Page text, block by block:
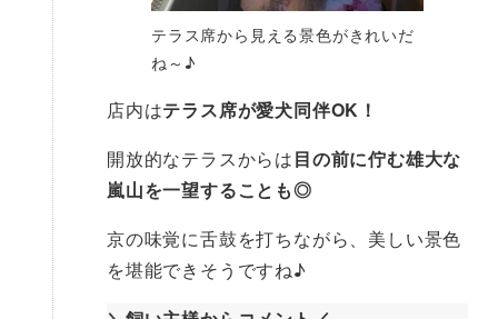
テラス席から見える景色がきれいだ
ね～♪
店内はテラス席が愛犬同伴OK！
開放的なテラスからは目の前に佇む雄大な
嵐山を一望することも◎
京の味覚に舌鼓を打ちながら、美しい景色
を堪能できそうですね♪